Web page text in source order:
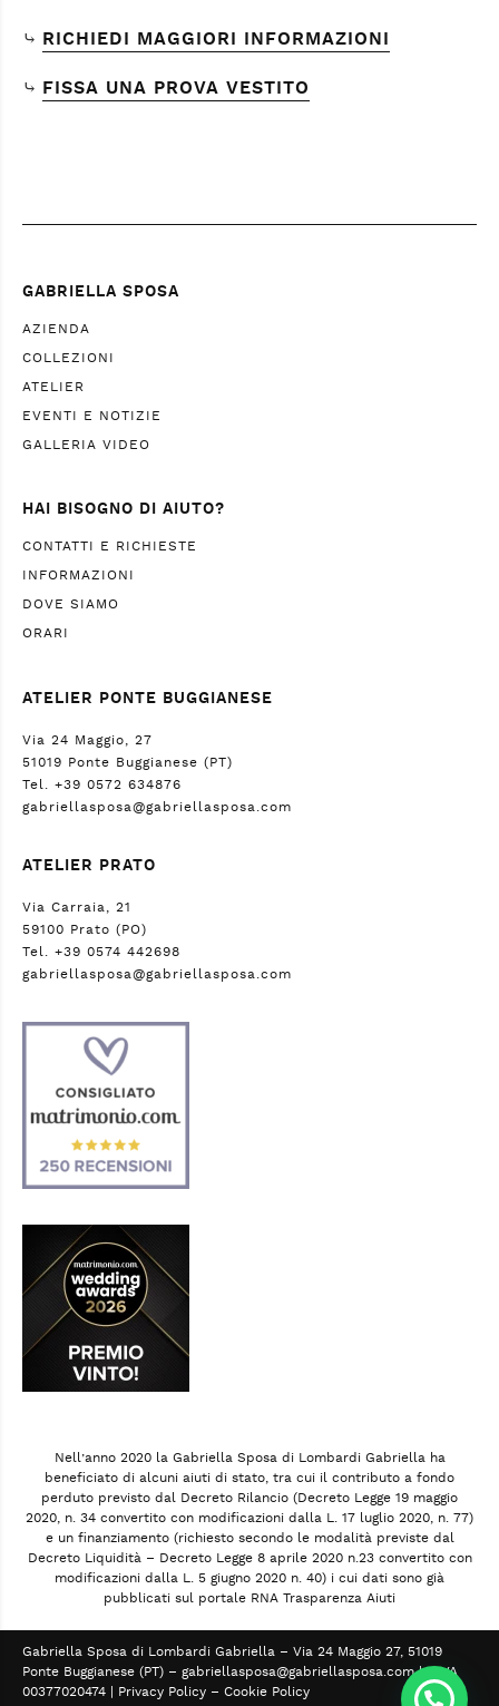
⤷ RICHIEDI MAGGIORI INFORMAZIONI
⤷ FISSA UNA PROVA VESTITO
GABRIELLA SPOSA
AZIENDA
COLLEZIONI
ATELIER
EVENTI E NOTIZIE
GALLERIA VIDEO
HAI BISOGNO DI AIUTO?
CONTATTI E RICHIESTE
INFORMAZIONI
DOVE SIAMO
ORARI
ATELIER PONTE BUGGIANESE
Via 24 Maggio, 27
51019 Ponte Buggianese (PT)
Tel. +39 0572 634876
gabriellasposa@gabriellasposa.com
ATELIER PRATO
Via Carraia, 21
59100 Prato (PO)
Tel. +39 0574 442698
gabriellasposa@gabriellasposa.com
Nell’anno 2020 la Gabriella Sposa di Lombardi Gabriella ha
beneficiato di alcuni aiuti di stato, tra cui il contributo a fondo
perduto previsto dal Decreto Rilancio (Decreto Legge 19 maggio
2020, n. 34 convertito con modificazioni dalla L. 17 luglio 2020, n. 77)
e un finanziamento (richiesto secondo le modalità previste dal
Decreto Liquidità – Decreto Legge 8 aprile 2020 n.23 convertito con
modificazioni dalla L. 5 giugno 2020 n. 40) i cui dati sono già
pubblicati sul portale RNA Trasparenza Aiuti
Gabriella Sposa di Lombardi Gabriella – Via 24 Maggio 27, 51019
Ponte Buggianese (PT) – gabriellasposa@gabriellasposa.com| P.IVA
00377020474 |
Privacy Policy – Cookie Policy